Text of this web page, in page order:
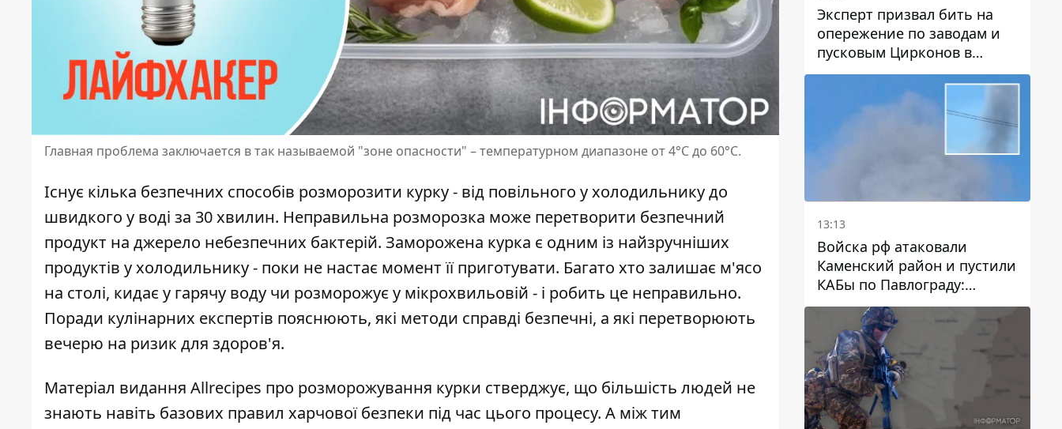
Главная проблема заключается в так называемой "зоне опасности" – температурном диапазоне от 4°C до 60°C.
Існує кілька безпечних способів розморозити курку- від повільного у холодильнику до
швидкого у воді за 30 хвилин. Неправильна розморозка може перетворити безпечний
продукт на джерело небезпечних бактерій. Заморожена курка є одним із найзручніших
продуктів у холодильнику - поки не настає момент її приготувати. Багато хто залишає м'ясо
на столі, кидає у гарячу воду чи розморожує у мікрохвильовій - і робить це неправильно.
Поради кулінарних експертів пояснюють, які методи справді безпечні, а які перетворюють
вечерю на ризик для здоров'я.
Матеріал видання Allrecipes про розморожування курки стверджує, що більшість людей не
знають навіть базових правил харчової безпеки під час цього процесу. А між тим
Эксперт призвал бить на
опережение по заводам и
пусковым Цирконов в
России
13:13
Войска рф атаковали
Каменский район и пустили
КАБы по Павлограду:
пострадал мужчина, в небо
поднимается столб дыма